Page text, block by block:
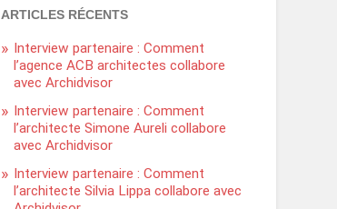
ARTICLES RÉCENTS
Interview partenaire : Comment
l’agence ACB architectes collabore
avec Archidvisor
Interview partenaire : Comment
l’architecte Simone Aureli collabore
avec Archidvisor
Interview partenaire : Comment
l’architecte Silvia Lippa collabore avec